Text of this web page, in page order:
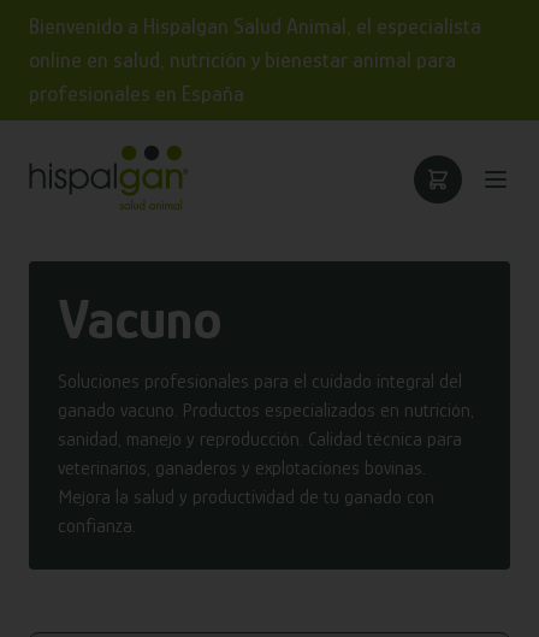
Bienvenido a Hispalgan Salud Animal, el especialista
online en salud, nutrición y bienestar animal para
profesionales en España
Vacuno
Soluciones profesionales para el cuidado integral del
ganado vacuno. Productos especializados en nutrición,
sanidad, manejo y reproducción. Calidad técnica para
veterinarios, ganaderos y explotaciones bovinas.
Mejora la salud y productividad de tu ganado con
confianza.